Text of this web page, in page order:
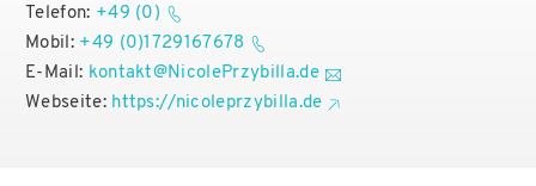
Telefon: +49 (0)
Mobil: +49 (0)1729167678
E-Mail: kontakt@NicolePrzybilla.de
Webseite: https://nicoleprzybilla.de